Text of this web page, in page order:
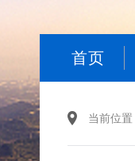
首页
当前位置